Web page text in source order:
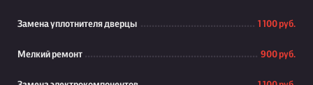
Замена уплотнителя дверцы 1 100 руб.
Мелкий ремонт 900 руб.